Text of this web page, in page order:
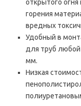
открытого
горения
вредных
Удобный в
для труб
мм.
Низкая